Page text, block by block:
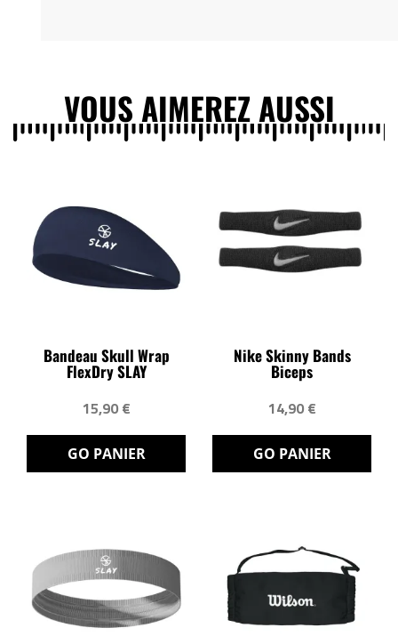
VOUS AIMEREZ AUSSI
Bandeau Skull Wrap
FlexDry SLAY
15,90 €
GO PANIER
Nike Skinny Bands
Biceps
14,90 €
GO PANIER